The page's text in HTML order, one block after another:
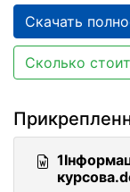
Скачать
Сколько